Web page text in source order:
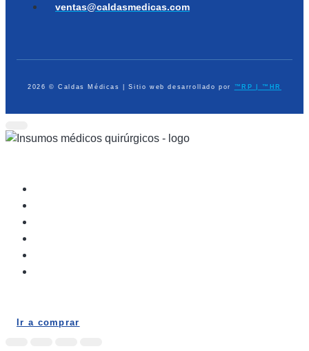
ventas@caldasmedicas.com
2026 © Caldas Médicas | Sitio web desarrollado por ™RP | ™HR
Ir a comprar